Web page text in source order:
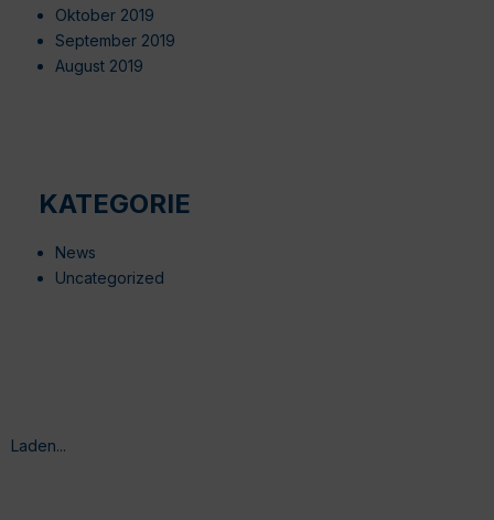
Oktober 2019
September 2019
August 2019
KATEGORIE
News
Uncategorized
Laden...